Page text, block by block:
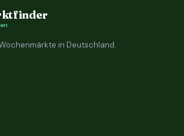
in Deutschland.